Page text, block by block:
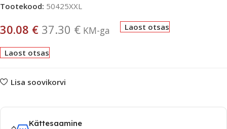
Tootekood: 50425XXL
30.08 € 37.30 € KM-ga Laost otsas
Laost otsas
Lisa soovikorvi
Kättesaamine